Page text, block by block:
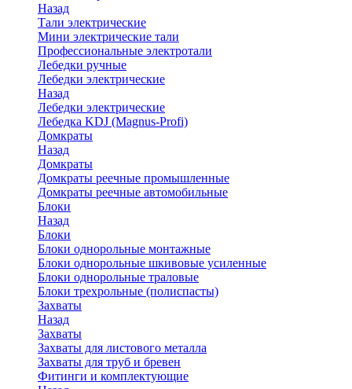
Назад
Тали электрические
Мини электрические тали
Профессиональные электротали
Лебедки ручные
Лебедки электрические
Назад
Лебедки электрические
Лебедка KDJ (Magnus-Profi)
Домкраты
Назад
Домкраты
Домкраты реечные промышленные
Домкраты реечные автомобильные
Блоки
Назад
Блоки
Блоки однорольные монтажные
Блоки однорольные шкивовые усиленные
Блоки однорольные траловые
Блоки трехрольные (полиспасты)
Захваты
Назад
Захваты
Захваты для листового металла
Захваты для труб и бревен
Фитинги и комплектующие